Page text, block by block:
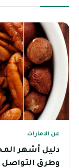
عن الامارات
دليل أشهر
وطرق التواصل